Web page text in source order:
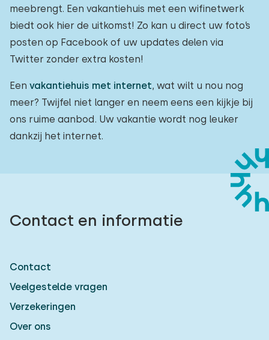
meebrengt. Een vakantiehuis met een wifinetwerk
biedt ook hier de uitkomst! Zo kan u direct uw foto’s
posten op Facebook of uw updates delen via
Twitter zonder extra kosten!
Een vakantiehuis met internet, wat wilt u nou nog
meer? Twijfel niet langer en neem eens een kijkje bij
ons ruime aanbod. Uw vakantie wordt nog leuker
dankzij het internet.
Contact en informatie
Contact
Veelgestelde vragen
Verzekeringen
Over ons